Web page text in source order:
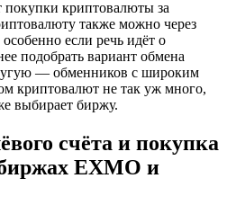
покупки криптовалюты за
также можно через
если речь идёт о
подобрать вариант обмена
— обменников с широким
криптовалют не так уж много,
выбирает биржу.
счёта и покупка
EXMO и